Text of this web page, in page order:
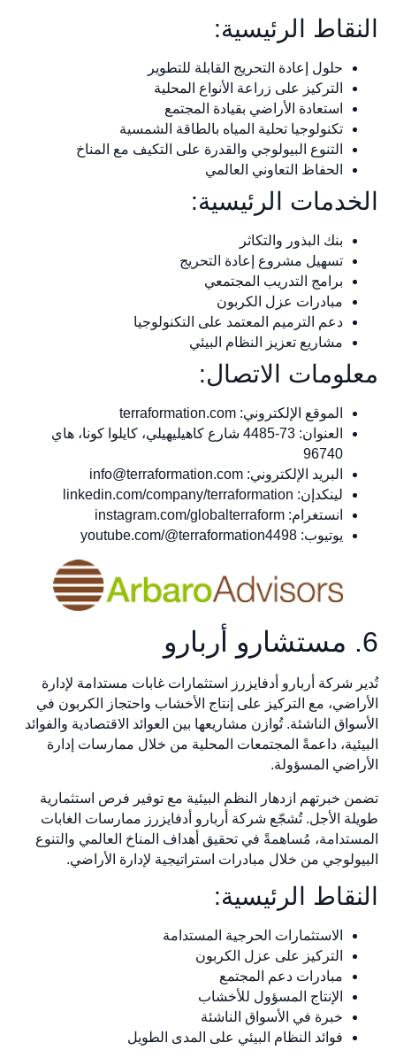
النقاط الرئيسية:
حلول إعادة التحريج القابلة للتطوير
التركيز على زراعة الأنواع المحلية
استعادة الأراضي بقيادة المجتمع
تكنولوجيا تحلية المياه بالطاقة الشمسية
التنوع البيولوجي والقدرة على التكيف مع المناخ
الحفاظ التعاوني العالمي
الخدمات الرئيسية:
بنك البذور والتكاثر
تسهيل مشروع إعادة التحريج
برامج التدريب المجتمعي
مبادرات عزل الكربون
دعم الترميم المعتمد على التكنولوجيا
مشاريع تعزيز النظام البيئي
معلومات الاتصال:
الموقع الإلكتروني: terraformation.com
العنوان: 73-4485 شارع كاهيليهيلي، كايلوا كونا، هاي
96740
البريد الإلكتروني: info@terraformation.com
لينكدإن: linkedin.com/company/terraformation
انستغرام: instagram.com/globalterraform
يوتيوب: youtube.com/@terraformation4498
6. مستشارو أربارو
تُدير شركة أربارو أدفايزرز استثمارات غابات مستدامة لإدارة
الأراضي، مع التركيز على إنتاج الأخشاب واحتجاز الكربون في
الأسواق الناشئة. تُوازن مشاريعها بين العوائد الاقتصادية والفوائد
البيئية، داعمةً المجتمعات المحلية من خلال ممارسات إدارة
الأراضي المسؤولة.
تضمن خبرتهم ازدهار النظم البيئية مع توفير فرص استثمارية
طويلة الأجل. تُشجّع شركة أربارو أدفايزرز ممارسات الغابات
المستدامة، مُساهمةً في تحقيق أهداف المناخ العالمي والتنوع
البيولوجي من خلال مبادرات استراتيجية لإدارة الأراضي.
النقاط الرئيسية:
الاستثمارات الحرجية المستدامة
التركيز على عزل الكربون
مبادرات دعم المجتمع
الإنتاج المسؤول للأخشاب
خبرة في الأسواق الناشئة
فوائد النظام البيئي على المدى الطويل